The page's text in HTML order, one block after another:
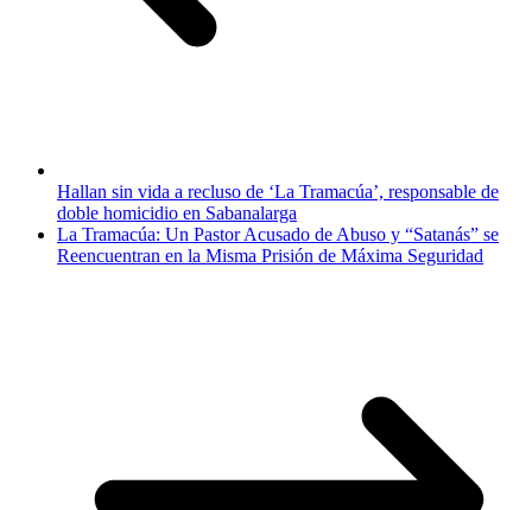
Hallan sin vida a recluso de ‘La Tramacúa’, responsable de
doble homicidio en Sabanalarga
La Tramacúa: Un Pastor Acusado de Abuso y “Satanás” se
Reencuentran en la Misma Prisión de Máxima Seguridad